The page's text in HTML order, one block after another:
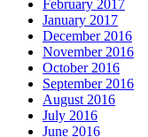
February 2017
January 2017
December 2016
November 2016
October 2016
September 2016
August 2016
July 2016
June 2016